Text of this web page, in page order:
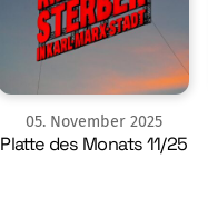
05. November 2025
Platte des Monats 11/25